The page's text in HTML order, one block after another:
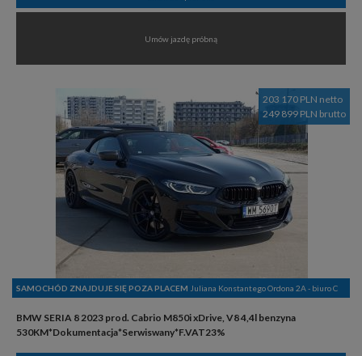
Umów jazdę próbną
203 170 PLN netto
249 899 PLN brutto
SAMOCHÓD ZNAJDUJE SIĘ POZA PLACEM Juliana Konstantego Ordona 2A - biuro C
BMW SERIA 8 2023 prod. Cabrio M850i xDrive, V8 4,4l benzyna
530KM*Dokumentacja*Serwiswany*F.VAT23%